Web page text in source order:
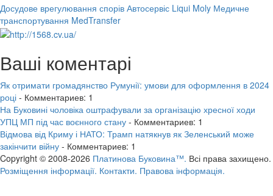
Досудове врегулювання спорів Автосервіс Liqui Moly Медичне
транспортування MedTransfer
Ваші коментарі
Як отримати громадянство Румунії: умови для оформлення в 2024
році - Комментариев: 1
На Буковині чоловіка оштрафували за організацію хресної ходи
УПЦ МП під час воєнного стану - Комментариев: 1
Відмова від Криму і НАТО: Трамп натякнув як Зеленський може
закінчити війну - Комментариев: 1
Copyright © 2008-2026 Платинова Буковина™. Всі права захищено.
Розміщення інформації. Контакти. Правова інформація.